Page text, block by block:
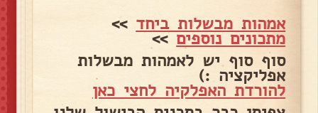
אמהות מבשלות ביחד >>
מתכונים נוספים>>
סוף סוף יש לאמהות מבשלות
אפליקציה :)
להורדת האפלקיה לחצי כאן